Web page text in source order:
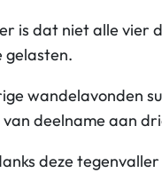
is dat niet alle vier
gelasten.
wandelavonden
deelname aan
deze